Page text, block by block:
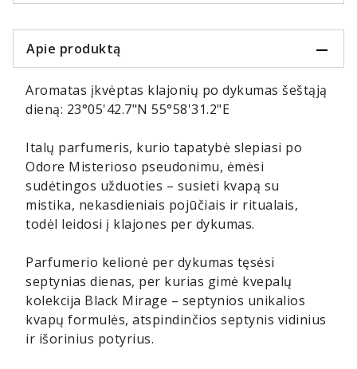
Apie produktą
Aromatas įkvėptas klajonių po dykumas šeštąją
dieną: 23°05'42.7"N 55°58'31.2"E
Italų parfumeris, kurio tapatybė slepiasi po
Odore Misterioso pseudonimu, ėmėsi
sudėtingos užduoties – susieti kvapą su
mistika, nekasdieniais pojūčiais ir ritualais,
todėl leidosi į klajones per dykumas.
Parfumerio kelionė per dykumas tęsėsi
septynias dienas, per kurias gimė kvepalų
kolekcija Black Mirage – septynios unikalios
kvapų formulės, atspindinčios septynis vidinius
ir išorinius potyrius.